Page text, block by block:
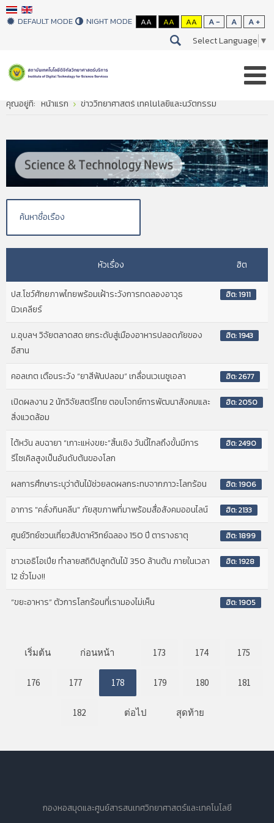
DEFAULT MODE NIGHT MODE AA AA AA A - A A +
Select Language ▼
คุณอยู่ที่: หน้าแรก ข่าววิทยาศาสตร์ เทคโนโลยีและนวัตกรรม
หัวเรื่อง ฮิต
ปส.โชว์ศักยภาพไทยพร้อมเฝ้าระวังการทดลองอาวุธ
นิวเคลียร์
ฮิต: 1911
ม.อุบลฯ วิจัยตลาดสด ยกระดับสู่เมืองอาหารปลอดภัยของ
อีสาน
ฮิต: 1943
คอลเกต เตือนระวัง “ยาสีฟันปลอม” เกลื่อนเวเนซูเอลา ฮิต: 2677
เปิดผลงาน 2 นักวิจัยสตรีไทย ตอบโจทย์การพัฒนาสังคมและ
สิ่งแวดล้อม
ฮิต: 2050
ไต้หวัน ลบฉายา “เกาะแห่งขยะ”สิ้นเชิง วันนี้ไกลถึงขั้นมีการ
รีไซเคิลสูงเป็นอันดับต้นของโลก
ฮิต: 2490
ผลการศึกษาระบุว่าต้นไม้ช่วยลดผลกระทบจากภาวะโลกร้อน ฮิต: 1906
อาการ "คลั่งกินคลีน" ภัยสุขภาพที่มาพร้อมสื่อสังคมออนไลน์ ฮิต: 2133
ศูนย์วิทย์ชวนเที่ยวสัปดาห์วิทย์ฉลอง 150 ปี ตารางธาตุ ฮิต: 1899
ชาวเอธิโอเปีย ทำลายสถิติปลูกต้นไม้ 350 ล้านต้น ภายในเวลา
12 ชั่วโมง!!
ฮิต: 1928
“ขยะอาหาร” ตัวการโลกร้อนที่เรามองไม่เห็น ฮิต: 1905
เริ่มต้น ก่อนหน้า 173 174 175
176 177 178 179 180 181
182 ต่อไป สุดท้าย
กองหอสมุดและศูนย์สารสนเทศวิทยาศาสตร์และเทคโนโลยี